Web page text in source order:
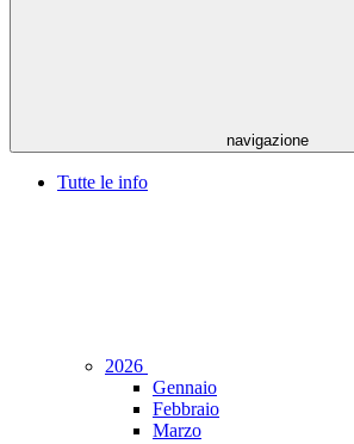
navigazione
Tutte le info
2026
Gennaio
Febbraio
Marzo